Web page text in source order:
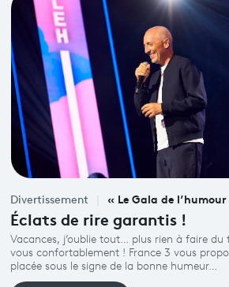
Divertissement « Le Gala de
Éclats de rire garantis !
Vacances, j’oublie tout… plus rien à faire
vous confortablement ! France 3 vous
placée sous le signe de la bonne humeur…